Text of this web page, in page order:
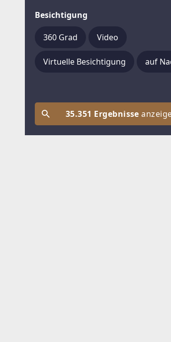
Besichtigung
360 Grad Video
Virtuelle Besichtigung auf
35.351 Ergebnisse